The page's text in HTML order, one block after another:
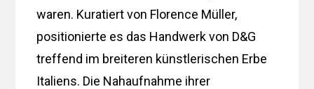
waren. Kuratiert von Florence Müller,
positionierte es das Handwerk von D&G
treffend im breiteren künstlerischen Erbe
Italiens. Die Nahaufnahme ihrer